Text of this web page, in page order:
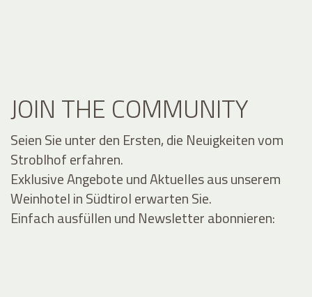
JOIN THE COMMUNITY
Seien Sie unter den Ersten, die Neuigkeiten vom
Stroblhof erfahren.
Exklusive Angebote und Aktuelles aus unserem
Weinhotel in Südtirol erwarten Sie.
Einfach ausfüllen und Newsletter abonnieren: